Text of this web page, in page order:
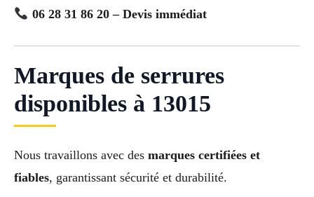
06 28 31 86 20 – Devis immédiat
Marques de serrures
disponibles à 13015
Nous travaillons avec des marques certifiées et
fiables, garantissant sécurité et durabilité.